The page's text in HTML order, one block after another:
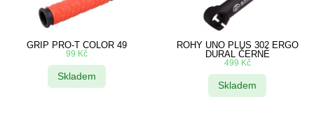
GRIP PRO-T COLOR 49
99 Kč
Skladem
ROHY UNO PLUS 302 ERGO
DURAL ČERNÉ
499 Kč
Skladem